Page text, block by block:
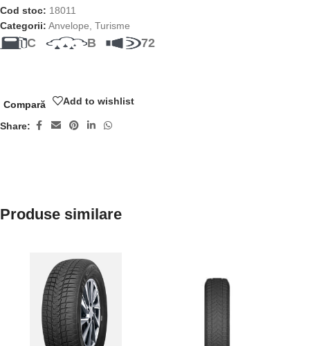
Cod stoc: 18011
Categorii: Anvelope Turisme
C B 72
Compară Add to wishlist
Share:
Produse similare